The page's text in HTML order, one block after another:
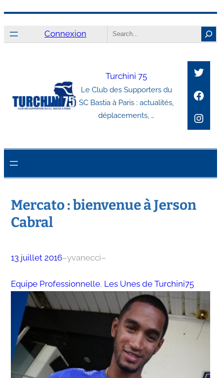
au
Connexion Search
Turchini 75
Le Club des Supporters du
SC Bastia à Paris : actualités,
déplacements, …
Mercato : bienvenue à Jerson
Cabral
13 juillet 2016–yvanecci–
Equipe Professionnelle, Les Unes de Turchini75